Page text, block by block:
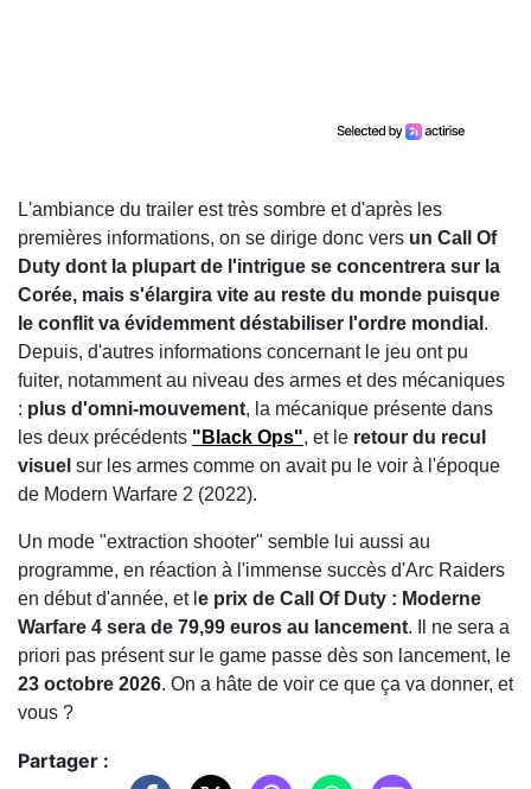
L'ambiance du trailer est très sombre et d'après les
premières informations, on se dirige donc vers un Call Of
Duty dont la plupart de l'intrigue se concentrera sur la
Corée, mais s'élargira vite au reste du monde puisque
le conflit va évidemment déstabiliser l'ordre mondial .
Depuis, d'autres informations concernant le jeu ont pu
fuiter, notamment au niveau des armes et des mécaniques
: plus d'omni-mouvement, la mécanique présente dans
les deux précédents "Black Ops", et le retour du recul
visuel sur les armes comme on avait pu le voir à l'époque
de Modern Warfare 2 (2022).
Un mode "extraction shooter" semble lui aussi au
programme, en réaction à l'immense succès d'Arc Raiders
en début d'année, et l e prix de Call Of Duty : Moderne
Warfare 4 sera de 79,99 euros au lancement. Il ne sera a
priori pas présent sur le game passe dès son lancement, le
23 octobre 2026. On a hâte de voir ce que ça va donner, et
vous ?
Partager :